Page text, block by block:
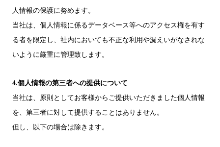
人情報の保護に努めます。
当社は、個人情報に係るデータベース等へのアクセス権を有す
る者を限定し、社内においても不正な利用や漏えいがなされな
いように厳重に管理致します。
4.個人情報の第三者への提供について
当社は、原則としてお客様からご提供いただきました個人情報
を、第三者に対して提供することはありません。
但し、以下の場合は除きます。